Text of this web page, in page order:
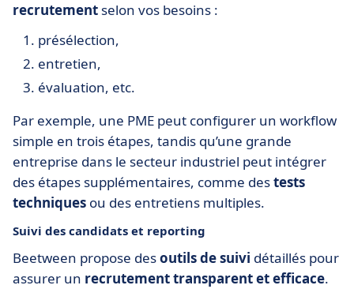
recrutement selon vos besoins :
présélection,
entretien,
évaluation, etc.
Par exemple, une PME peut configurer un workflow
simple en trois étapes, tandis qu’une grande
entreprise dans le secteur industriel peut intégrer
des étapes supplémentaires, comme destests
techniques ou des entretiens multiples.
Suivi des candidats et reporting
Beetween propose desoutils de suivi détaillés pour
assurer un recrutement transparent et efficace.